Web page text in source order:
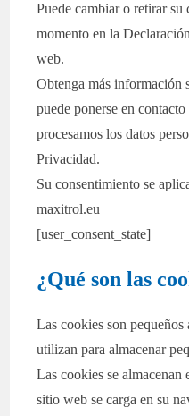
Puede cambiar o retirar
momento en la
web.
Obtenga más información
puede ponerse en
procesamos los datos
Privacidad.
Su consentimiento se
maxitrol.eu
[user_consent_state]
¿Qué son las
Las cookies son
utilizan para almacenar
Las cookies se
sitio web se carga en su